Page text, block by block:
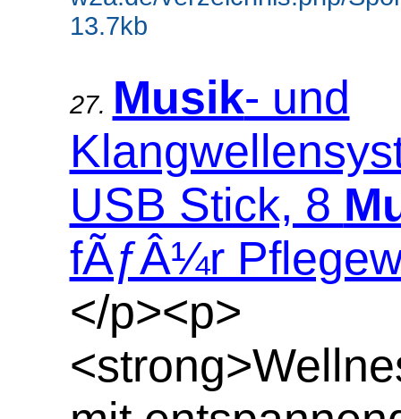
13.7kb
27. Musik- und
USB Stick, 8
fÃƒÂ¼r
</p><p>